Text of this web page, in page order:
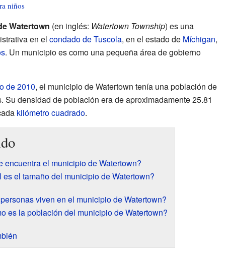
niños
Watertown (en inglés: Watertown Township) es una
en el condado de Tuscola, en el estado de Míchigan,
. Un municipio es como una pequeña área de gobierno
de 2010, el municipio de Watertown tenía una población de
Su densidad de población era de aproximadamente 25.81
kilómetro cuadrado.
encuentra el municipio de Watertown?
es el tamaño del municipio de Watertown?
viven en el municipio de Watertown?
es la población del municipio de Watertown?